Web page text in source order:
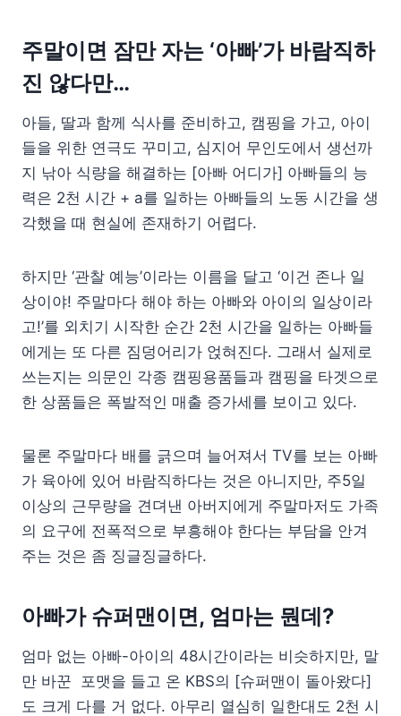
주말이면 잠만 자는 ‘아빠’가 바람직하
진 않다만…
아들, 딸과 함께 식사를 준비하고, 캠핑을 가고, 아이
들을 위한 연극도 꾸미고, 심지어 무인도에서 생선까
지 낚아 식량을 해결하는 [아빠 어디가] 아빠들의 능
력은 2천 시간 + a를 일하는 아빠들의 노동 시간을 생
각했을 때 현실에 존재하기 어렵다.
하지만 ‘관찰 예능’이라는 이름을 달고 ‘이건 존나 일
상이야! 주말마다 해야 하는 아빠와 아이의 일상이라
고!’를 외치기 시작한 순간 2천 시간을 일하는 아빠들
에게는 또 다른 짐덩어리가 얹혀진다. 그래서 실제로
쓰는지는 의문인 각종 캠핑용품들과 캠핑을 타겟으로
한 상품들은 폭발적인 매출 증가세를 보이고 있다.
물론 주말마다 배를 긁으며 늘어져서 TV를 보는 아빠
가 육아에 있어 바람직하다는 것은 아니지만, 주5일
이상의 근무량을 견뎌낸 아버지에게 주말마저도 가족
의 요구에 전폭적으로 부흥해야 한다는 부담을 안겨
주는 것은 좀 징글징글하다.
아빠가 슈퍼맨이면, 엄마는 뭔데?
엄마 없는 아빠-아이의 48시간이라는 비슷하지만, 말
만 바꾼 포맷을 들고 온 KBS의 [슈퍼맨이 돌아왔다]
도 크게 다를 거 없다. 아무리 열심히 일한대도 2천 시